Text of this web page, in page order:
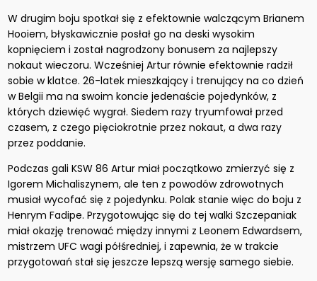
W drugim boju spotkał się z efektownie walczącym Brianem
Hooiem, błyskawicznie posłał go na deski wysokim
kopnięciem i został nagrodzony bonusem za najlepszy
nokaut wieczoru. Wcześniej Artur równie efektownie radził
sobie w klatce. 26-latek mieszkający i trenujący na co dzień
w Belgii ma na swoim koncie jedenaście pojedynków, z
których dziewięć wygrał. Siedem razy tryumfował przed
czasem, z czego pięciokrotnie przez nokaut, a dwa razy
przez poddanie.
Podczas gali KSW 86 Artur miał początkowo zmierzyć się z
Igorem Michaliszynem, ale ten z powodów zdrowotnych
musiał wycofać się z pojedynku. Polak stanie więc do boju z
Henrym Fadipe. Przygotowując się do tej walki Szczepaniak
miał okazję trenować między innymi z Leonem Edwardsem,
mistrzem UFC wagi półśredniej, i zapewnia, że w trakcie
przygotowań stał się jeszcze lepszą wersję samego siebie.